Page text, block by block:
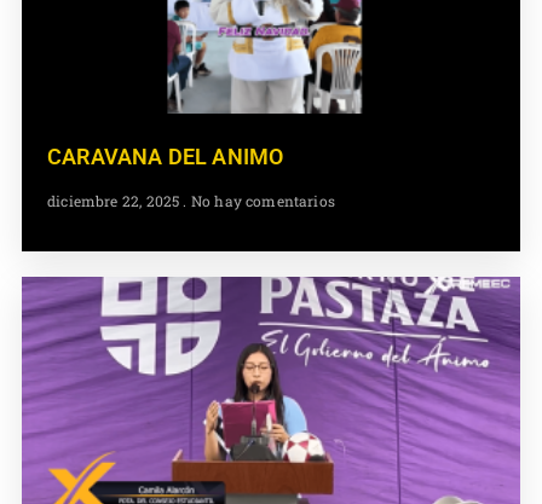
CARAVANA DEL ANIMO
diciembre 22, 2025 No hay comentarios